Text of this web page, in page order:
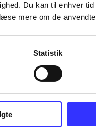
Du kan til enhver
mere om de
Statistik
superbike